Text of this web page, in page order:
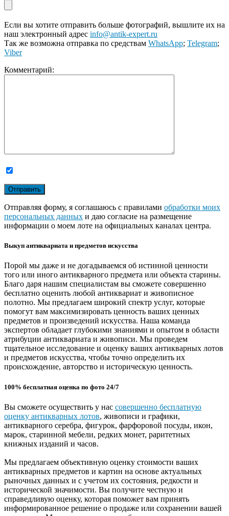
Если вы хотите отправить больше фотографий, вышлите их на
наш электронный адрес info@antik-expert.ru
Так же возможна отправка по средствам WhatsApp; Telegram;
Viber
Комментарий:
Отправляя форму, я соглашаюсь с правилами обработки моих
персональных данных и даю согласие на размещение
информации о моем лоте на официальных каналах центра.
Выкуп антиквариата и предметов искусства
Порой мы даже и не догадываемся об истинной ценности
того или иного антикварного предмета или объекта старины.
Благо даря нашим специалистам вы сможете совершенно
бесплатно оценить любой антиквариат и живописное
полотно. Мы предлагаем широкий спектр услуг, которые
помогут вам максимизировать ценность ваших ценных
предметов и произведений искусства. Наша команда
экспертов обладает глубокими знаниями и опытом в области
атрибуции антиквариата и живописи. Мы проведем
тщательное исследование и оценку ваших антикварных лотов
и предметов искусства, чтобы точно определить их
происхождение, авторство и историческую ценность.
100% бесплатная оценка по фото 24/7
Вы сможете осуществить у нас совершенно бесплатную
оценку антикварных лотов, живописи и графики,
антикварного серебра, фигурок, фарфоровой посуды, икон,
марок, старинной мебели, редких монет, раритетных
книжных изданий и часов.
Мы предлагаем объективную оценку стоимости ваших
антикварных предметов и картин на основе актуальных
рыночных данных и с учетом их состояния, редкости и
исторической значимости. Вы получите честную и
справедливую оценку, которая поможет вам принять
информированное решение о продаже или сохранении вашей